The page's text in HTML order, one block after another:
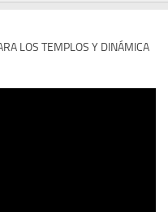
LOS TEMPLOS Y DINÁMICA